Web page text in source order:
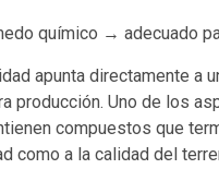
químico → adecuado
apunta directamente a
producción. Uno de los
compuestos que
como a la calidad del